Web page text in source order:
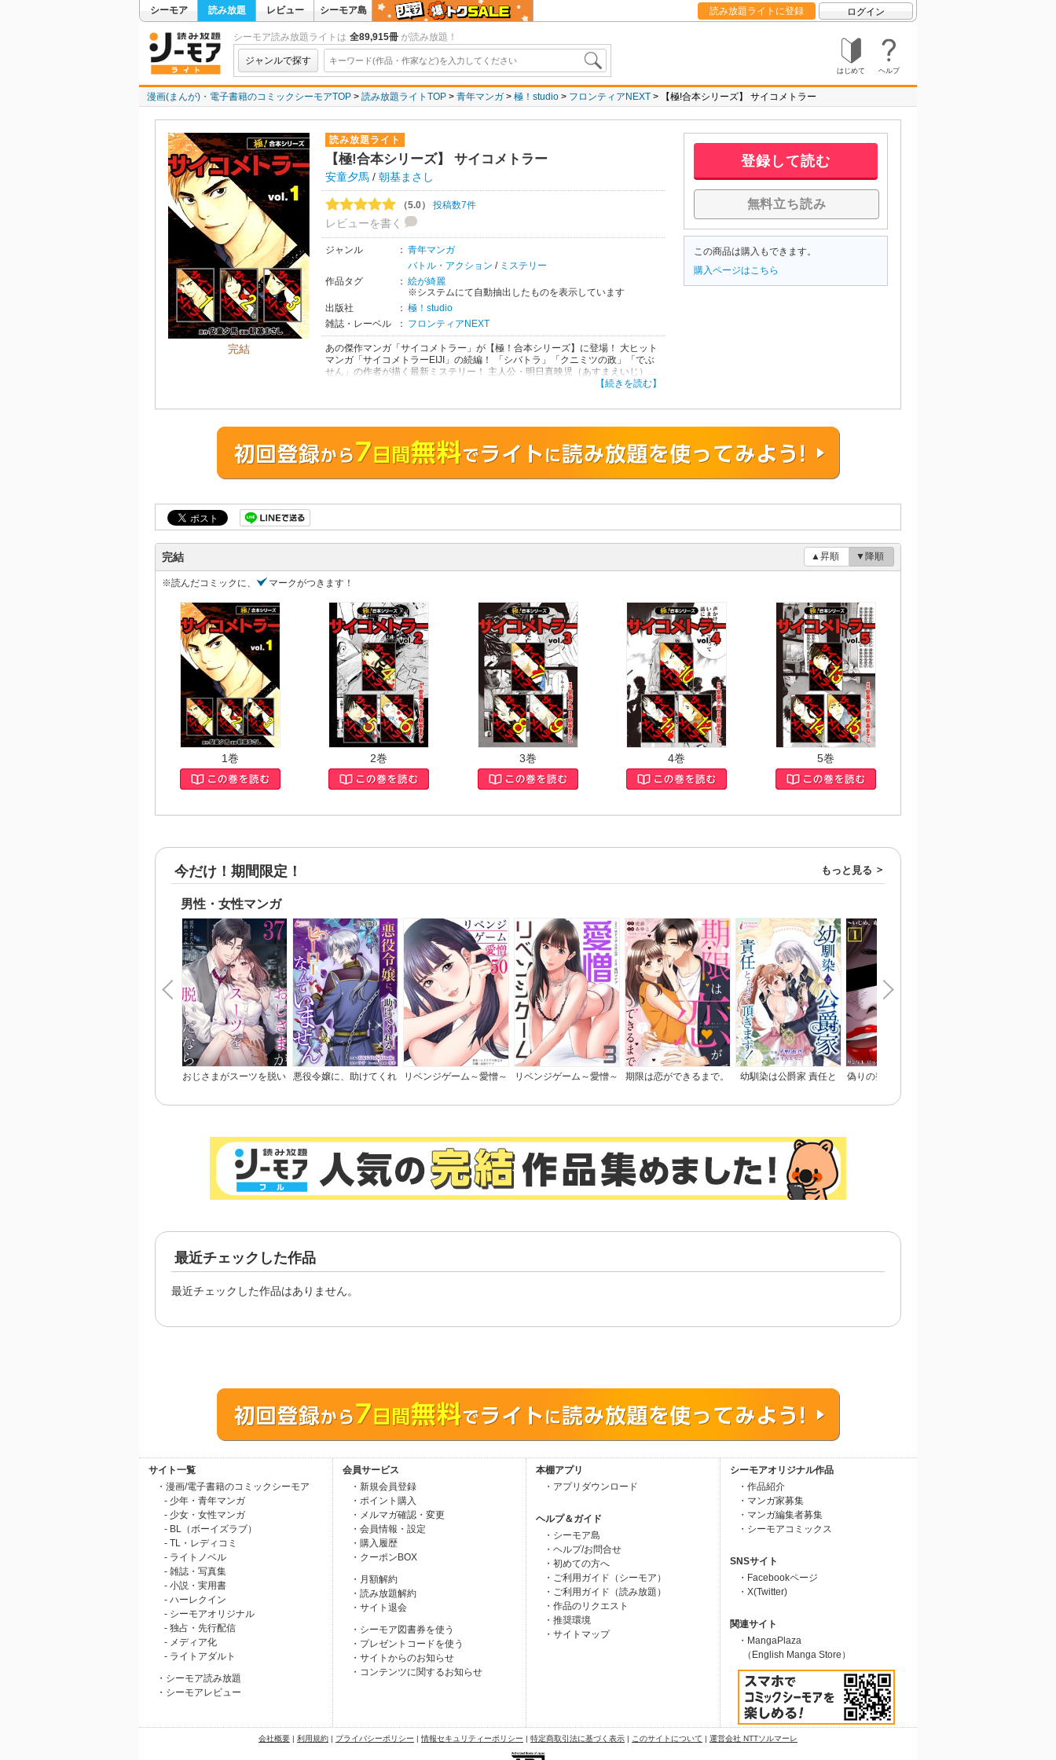
シーモア 読み放題 レビュー シーモア島 読み放題ライトに登録 ログイン
シーモア読み放題ライトは 全89,915冊 が読み放題！
ジャンルで探す
はじめて ヘルプ
漫画(まんが)・電子書籍のコミックシーモアTOP 読み放題ライトTOP 青年マンガ 極！studio フロンティアNEXT 【極!合本シリーズ】 サイコメトラー
完結
読み放題ライト
【極!合本シリーズ】 サイコメトラー
安童夕馬 / 朝基まさし
（5.0） 投稿数7件
レビューを書く
ジャンル ： 青年マンガ
バトル・アクション / ミステリー
作品タグ
： 絵が綺麗
※システムにて自動抽出したものを表示しています
出版社
： 極！studio
雑誌・レーベル
： フロンティアNEXT
あの傑作マンガ「サイコメトラー」が【極！合本シリーズ】に登場！ 大ヒット
マンガ「サイコメトラーEIJI」の続編！ 「シバトラ」「クニミツの政」「でぶ
せん」の作者が描く最新ミステリー！ 主人公・明日真映児（あすまえいじ）は
留年した高校三年生、捜査一課の女刑事・志摩亮子（しまりょうこ）の依頼を
その犯人を追うが・・。 ※単巻版１～３巻を収録しています。
【続きを読む】
登録して読む
無料立ち読み
この商品は購入もできます。
購入ページはこちら
完結 ▲昇順 ▼降順
※読んだコミックに、 マークがつきます！
1巻 2巻 3巻 4巻 5巻
今だけ！期間限定！ もっと見る
男性・女性マンガ
おじさまがスーツを脱い
悪役令嬢に、助けてくれ
リベンジゲーム～愛憎～
リベンジゲーム～愛憎～
期限は恋ができるまで。
幼馴染は公爵家 責任と
偽りの整形ブス、愛され
め、毒親、マウント女に
最近チェックした作品
最近チェックした作品はありません。
サイト一覧
・漫画/電子書籍のコミックシーモア
- 少年・青年マンガ
- 少女・女性マンガ
- BL（ボーイズラブ）
- TL・レディコミ
- ライトノベル
- 雑誌・写真集
- 小説・実用書
- ハーレクイン
- シーモアオリジナル
- 独占・先行配信
- メディア化
- ライトアダルト
・シーモア読み放題
・シーモアレビュー
会員サービス
・新規会員登録
・ポイント購入
・メルマガ確認・変更
・会員情報・設定
・購入履歴
・クーポンBOX
・月額解約
・読み放題解約
・サイト退会
・シーモア図書券を使う
・プレゼントコードを使う
・サイトからのお知らせ
・コンテンツに関するお知らせ
本棚アプリ
・アプリダウンロード
ヘルプ＆ガイド
・シーモア島
・ヘルプ/お問合せ
・初めての方へ
・ご利用ガイド（シーモア）
・ご利用ガイド（読み放題）
・作品のリクエスト
・推奨環境
・サイトマップ
シーモアオリジナル作品
・作品紹介
・マンガ家募集
・マンガ編集者募集
・シーモアコミックス
SNSサイト
・Facebookページ
・X(Twitter)
関連サイト
・MangaPlaza
（English Manga Store）
会社概要 | 利用規約 | プライバシーポリシー | 情報セキュリティーポリシー | 特定商取引法に基づく表示 | このサイトについて | 運営会社 NTTソルマーレ